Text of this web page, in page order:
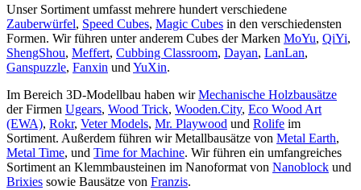
Unser Sortiment umfasst mehrere hundert verschiedene
Zauberwürfel, Speed Cubes, Magic Cubes in den verschiedensten
Formen. Wir führen unter anderem Cubes der Marken MoYu, QiYi,
ShengShou, Meffert, Cubbing Classroom, Dayan, LanLan,
Ganspuzzle, Fanxin und YuXin.
Im Bereich 3D-Modellbau haben wirMechanische Holzbausätze
der Firmen Ugears, Wood Trick, Wooden.City, Eco Wood Art
(EWA), Rokr, Veter Models, Mr. Playwood und Rolife im
Sortiment. Außerdem führen wir Metallbausätze von Metal Earth,
Metal Time, und Time for Machine. Wir führen ein umfangreiches
Sortiment an Klemmbausteinen im Nanoformat von Nanoblock und
Brixies sowie Bausätze von Franzis.